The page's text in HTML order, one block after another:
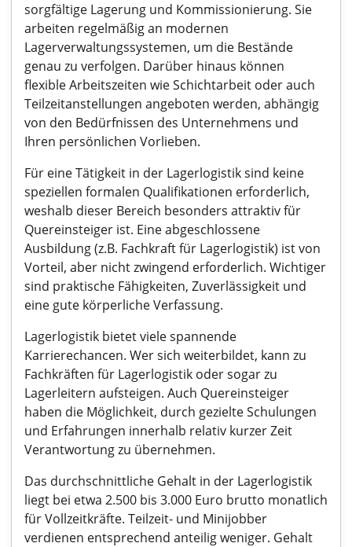
sorgfältige Lagerung und Kommissionierung. Sie
arbeiten regelmäßig an modernen
Lagerverwaltungssystemen, um die Bestände
genau zu verfolgen. Darüber hinaus können
flexible Arbeitszeiten wie Schichtarbeit oder auch
Teilzeitanstellungen angeboten werden, abhängig
von den Bedürfnissen des Unternehmens und
Ihren persönlichen Vorlieben.
Für eine Tätigkeit in der Lagerlogistik sind keine
speziellen formalen Qualifikationen erforderlich,
weshalb dieser Bereich besonders attraktiv für
Quereinsteiger ist. Eine abgeschlossene
Ausbildung (z.B. Fachkraft für Lagerlogistik) ist von
Vorteil, aber nicht zwingend erforderlich. Wichtiger
sind praktische Fähigkeiten, Zuverlässigkeit und
eine gute körperliche Verfassung.
Lagerlogistik bietet viele spannende
Karrierechancen. Wer sich weiterbildet, kann zu
Fachkräften für Lagerlogistik oder sogar zu
Lagerleitern aufsteigen. Auch Quereinsteiger
haben die Möglichkeit, durch gezielte Schulungen
und Erfahrungen innerhalb relativ kurzer Zeit
Verantwortung zu übernehmen.
Das durchschnittliche Gehalt in der Lagerlogistik
liegt bei etwa 2.500 bis 3.000 Euro brutto monatlich
für Vollzeitkräfte. Teilzeit- und Minijobber
verdienen entsprechend anteilig weniger. Gehalt